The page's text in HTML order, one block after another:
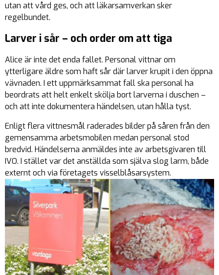
utan att vård ges, och att läkarsamverkan sker
regelbundet.
Larver i sår – och order om att tiga
Alice är inte det enda fallet. Personal vittnar om
ytterligare äldre som haft sår där larver krupit i den öppna
vävnaden. I ett uppmärksammat fall ska personal ha
beordrats att helt enkelt skölja bort larverna i duschen –
och att inte dokumentera händelsen, utan hålla tyst.
Enligt flera vittnesmål raderades bilder på såren från den
gemensamma arbetsmobilen medan personal stod
bredvid. Händelserna anmäldes inte av arbetsgivaren till
IVO. I stället var det anställda som själva slog larm, både
externt och via företagets visselblåsarsystem.